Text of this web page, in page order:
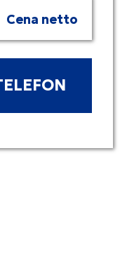
Cena netto